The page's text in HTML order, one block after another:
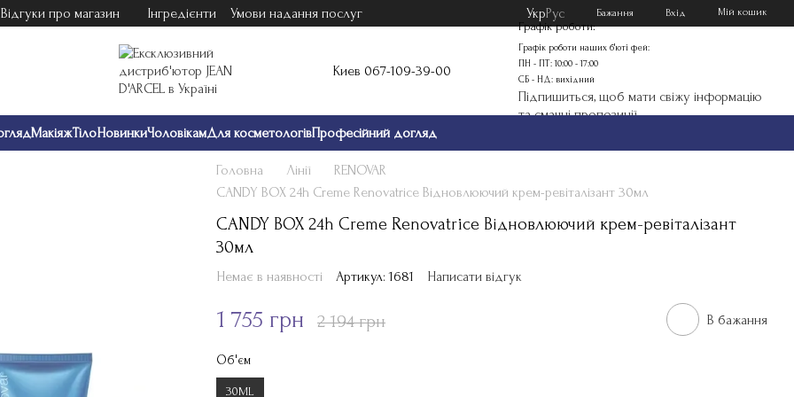
Відгуки про магазин Інгредієнти Умови надання послуг УкрРус Бажання Вхід Мій кошик
Киев 067-109-39-00
Графік роботи:
Графік роботи наших б'юті фей:
ПН - ПТ: 10:00 - 17:00
СБ - НД: вихідний
Підпишиться, щоб мати свіжу інформацію
та смачні пропозиції
МакіяжТілоНовинкиЧоловікамДля косметологівПрофесійний догляд
Головна Лінії
RENOVAR
CANDY BOX 24h Crеme Rеnovatrice Відновлюючий крем-ревіталізант 30мл
CANDY BOX 24h Crеme Rеnovatrice Відновлюючий крем-ревіталізант
30мл
Немає в наявності Артикул: 1681 Написати відгук
1 755 грн 2 194 грн В бажання
Об'єм
30ML